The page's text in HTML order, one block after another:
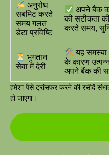
अनुरोध
सबमिट करते
समय गलत
डेटा प्रविष्टि
अपने बैंक
की सटीकता
करते समय,
भुगतान
सेवा में देरी
यह
के कारण
अपने बैंक की
हमेशा पैसे ट्रांसफर करने की रसीदें
हो जाएगा।